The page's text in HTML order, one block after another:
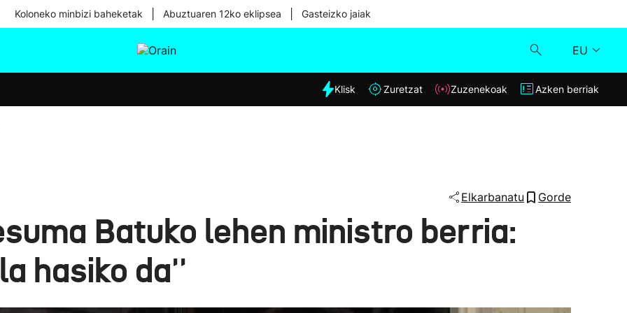
Koloneko minbizi baheketak Abuztuaren 12ko eklipsea Gasteizko jaiak
EU
Eguraldia
Klisk
Klisk Zuretzat Zuzenekoak Azken berriak
Elkarbanatu Gorde
Batuko lehen ministro berria:
hasiko da''